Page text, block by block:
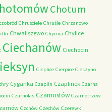
Chotum
Chruściele Chruśle Chrzanowo
Chwaliszewo Chycina Chylice
Ciechanów Ciechocin
Cieplice Cierpice Cieszyno
Cyganka Czaplin Czaplinek Czarna
Czarnolas Czarnostów Czarnotrzew
Czchów Czechów Czerewki